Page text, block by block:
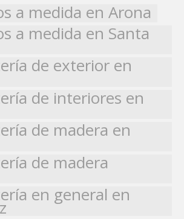
a medida en Arona
a medida en Santa
de exterior en
de interiores en
de madera en
de madera
en general en